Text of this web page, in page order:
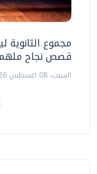
مجموع
قصص نجاح
السبت، 08 اغسطس 2026 11:22 ص